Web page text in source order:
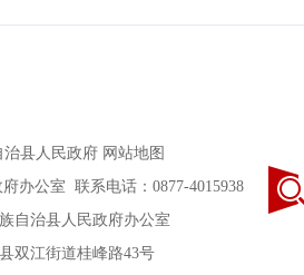
治县人民政府 网站地图
办公室 联系电话：0877-4015938
自治县人民政府办公室
双江街道桂峰路43号